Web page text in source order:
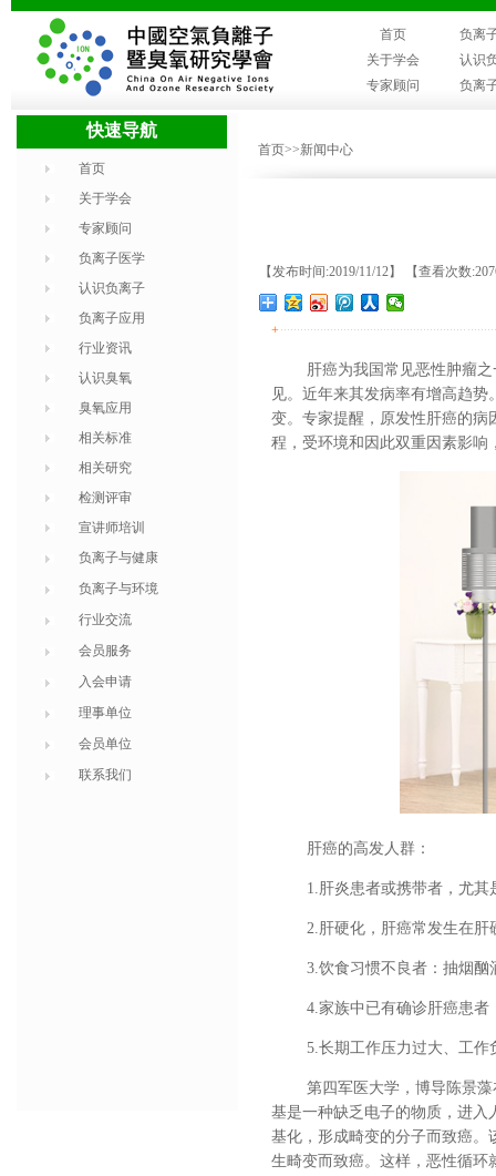
首页
负离
关于学会
认识
专家顾问
负离
快速导航
首页
关于学会
专家顾问
负离子医学
认识负离子
负离子应用
行业资讯
认识臭氧
臭氧应用
相关标准
相关研究
检测评审
宣讲师培训
负离子与健康
负离子与环境
行业交流
会员服务
入会申请
理事单位
会员单位
联系我们
首页>>新闻中心
【发布时间:2019/11/12】 【查看次数
+
肝癌为我国常见恶性肿瘤
见。近年来其发病率有增高趋
变。专家提醒，原发性肝癌的病
程，受环境和因此双重因素影响
肝癌的高发人群：
1.肝炎患者或携带者，尤其
2.肝硬化，肝癌常发生在肝
3.饮食习惯不良者：抽烟
4.家族中已有确诊肝癌患者
5.长期工作压力过大、工
第四军医大学，博导陈景
基是一种缺乏电子的物质，进入
基化，形成畸变的分子而致癌。
生畸变而致癌。这样，恶性循环